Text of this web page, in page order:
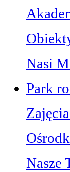
Nasi
Park
Nasze